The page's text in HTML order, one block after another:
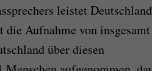
leistet Deutschland
Aufnahme von insgesamt
über diesen